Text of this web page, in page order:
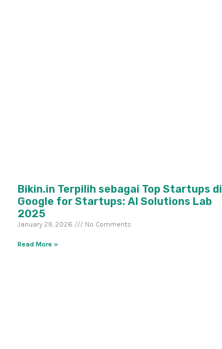
Bikin.in Terpilih sebagai Top Startups di
Google for Startups: AI Solutions Lab
2025
January 29, 2026 No Comments
Read More »